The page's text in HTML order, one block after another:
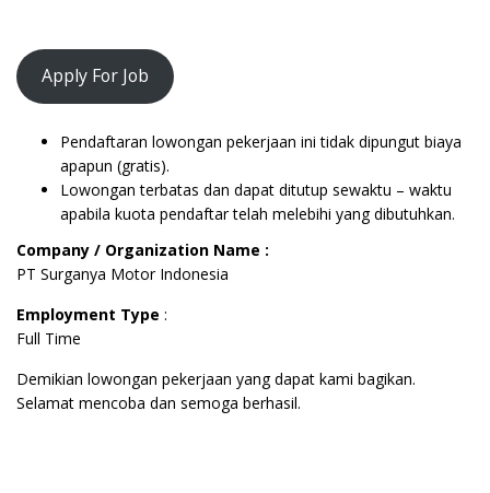
Apply For Job
Pendaftaran lowongan pekerjaan ini tidak dipungut biaya
apapun (gratis).
Lowongan terbatas dan dapat ditutup sewaktu – waktu
apabila kuota pendaftar telah melebihi yang dibutuhkan.
Company / Organization Name :
PT Surganya Motor Indonesia
Employment Type :
Full Time
Demikian lowongan pekerjaan yang dapat kami bagikan.
Selamat mencoba dan semoga berhasil.